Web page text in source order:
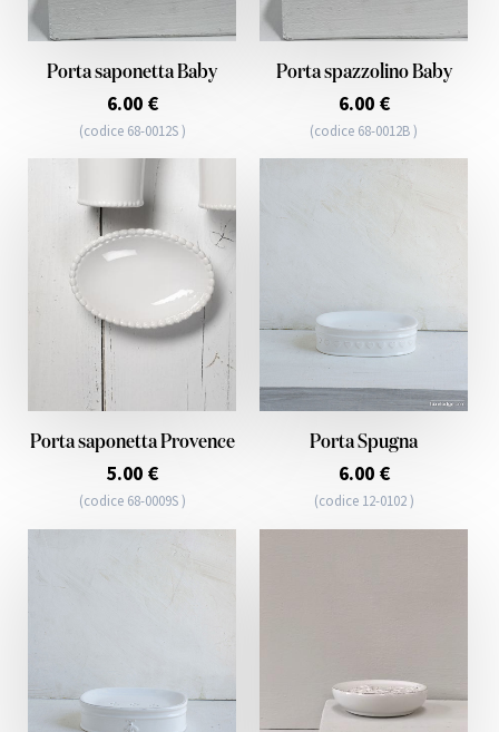
Porta saponetta Baby
6.00 €
(codice 68-0012S )
Porta spazzolino Baby
6.00 €
(codice 68-0012B )
Porta saponetta Provence
5.00 €
(codice 68-0009S )
Porta Spugna
6.00 €
(codice 12-0102 )